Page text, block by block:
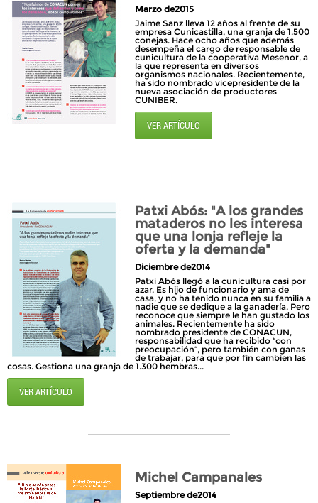
Marzo de2015
Jaime Sanz lleva 12 años al frente de su
empresa Cunicastilla, una granja de 1.500
conejas. Hace ocho años que además
desempeña el cargo de responsable de
cunicultura de la cooperativa Mesenor, a
la que representa en diversos
organismos nacionales. Recientemente,
ha sido nombrado vicepresidente de la
nueva asociación de productores
CUNIBER.
VER ARTÍCULO
Patxi Abós: "A los grandes
mataderos no les interesa
que una lonja refleje la
oferta y la demanda"
Diciembre de2014
Patxi Abós llegó a la cunicultura casi por
azar. Es hijo de funcionario y ama de
casa, y no ha tenido nunca en su familia a
nadie que se dedique a la ganadería. Pero
reconoce que siempre le han gustado los
animales. Recientemente ha sido
nombrado presidente de CONACUN,
responsabilidad que ha recibido “con
preocupación”, pero también con ganas
de trabajar, para que por fin cambien las
cosas. Gestiona una granja de 1.300 hembras...
VER ARTÍCULO
Michel Campanales
Septiembre de2014